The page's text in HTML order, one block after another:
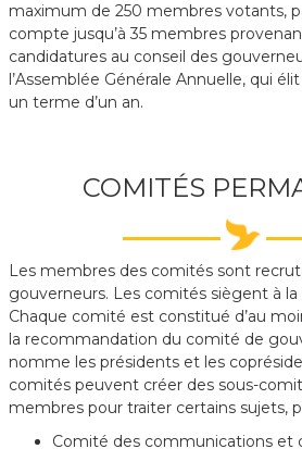
maximum de 250 membres votants,
compte jusqu’à 35 membres
candidatures au conseil des
l’Assemblée Générale Annuelle, qui
un terme d’un an.
COMITÉS
Les membres des comités sont
gouverneurs. Les comités siègent à la
Chaque comité est constitué d’au
la recommandation du comité de
nomme les présidents et les
comités peuvent créer des sous-
membres pour traiter certains sujets,
Comité des communications et